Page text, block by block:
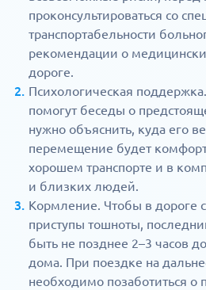
проконсультироваться со
транспортабельности
рекомендации о
дороге.
Психологическая
помогут беседы о
нужно объяснить, куда его
перемещение будет
хорошем транспорте и в
и близких людей.
Кормление. Чтобы в дороге
приступы тошноты,
быть не позднее 2–3 часов
дома. При поездке на
необходимо позаботиться о